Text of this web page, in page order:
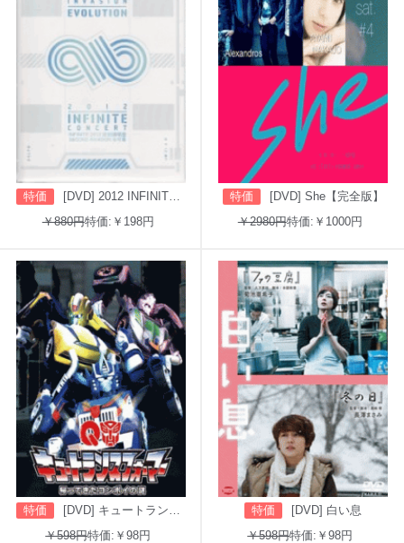
特価
[DVD] 2012 INFINITE CONCERT SECOND INVASION: EVOLUTION
￥880円特価:￥198円
特価
[DVD] She【完全版】
￥2980円特価:￥1000円
特価
[DVD] キュートランスフォーマー 帰ってきたコンボイの謎
￥598円特価:￥98円
特価
[DVD] 白い息
￥598円特価:￥98円